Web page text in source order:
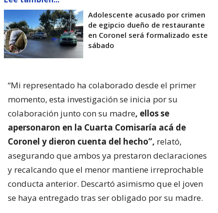
Adolescente acusado por crimen
de egipcio dueño de restaurante
en Coronel será formalizado este
sábado
“Mi representado ha colaborado desde el primer
momento, esta investigación se inicia por su
colaboración junto con su madre, ellos se
apersonaron en la Cuarta Comisaría acá de
Coronel y dieron cuenta del hecho”, relató,
asegurando que ambos ya prestaron declaraciones
y recalcando que el menor mantiene irreprochable
conducta anterior. Descartó asimismo que el joven
se haya entregado tras ser obligado por su madre.